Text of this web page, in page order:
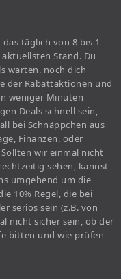
täglich von 8 bis 1
Stand. Du
warten, noch dich
der Rabattaktionen und
weniger Minuten
Deals schnell sein,
bei Schnäppchen aus
Finanzen, oder
wir einmal nicht
sehen, kannst
umgehend um die
10% Regel, die bei
seriös sein (z.B. von
nicht sicher sein, ob der
bitten und wie prüfen